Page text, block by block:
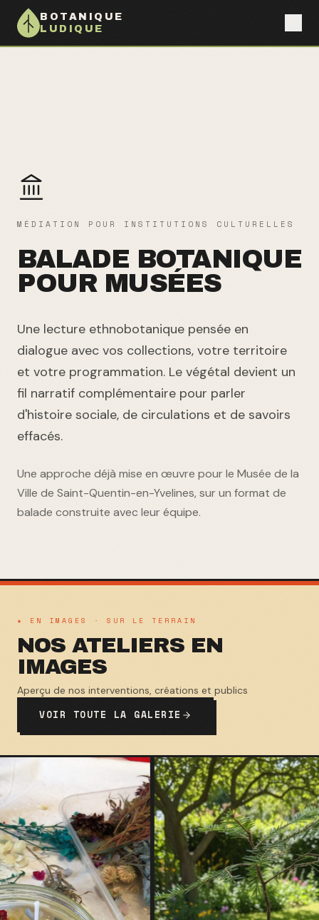
BOTANIQUE
LUDIQUE
MÉDIATION POUR INSTITUTIONS CULTURELLES
BALADE BOTANIQUE
POUR MUSÉES
Une lecture ethnobotanique pensée en
dialogue avec vos collections, votre territoire
et votre programmation. Le végétal devient un
fil narratif complémentaire pour parler
d'histoire sociale, de circulations et de savoirs
effacés.
Une approche déjà mise en œuvre pour le Musée de la
Ville de Saint-Quentin-en-Yvelines, sur un format de
balade construite avec leur équipe.
★ EN IMAGES · SUR LE TERRAIN
NOS ATELIERS EN
IMAGES
Aperçu de nos interventions, créations et publics
VOIR TOUTE LA GALERIE